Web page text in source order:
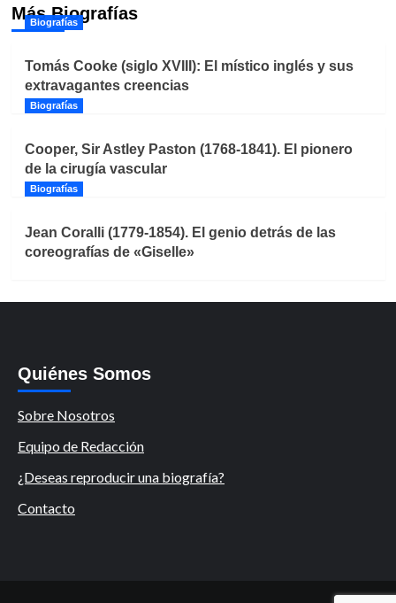
Más Biografías
Biografías
Tomás Cooke (siglo XVIII): El místico inglés y sus
extravagantes creencias
Biografías
Cooper, Sir Astley Paston (1768-1841). El pionero
de la cirugía vascular
Biografías
Jean Coralli (1779-1854). El genio detrás de las
coreografías de «Giselle»
Quiénes Somos
Sobre Nosotros
Equipo de Redacción
¿Deseas reproducir una biografía?
Contacto